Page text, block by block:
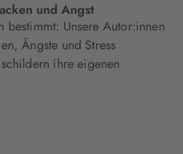
und Angst
bestimmt: Unsere Autor:innen
Ängste und Stress
ihre eigenen